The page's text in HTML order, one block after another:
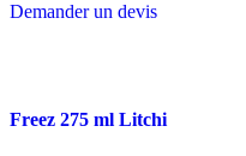
Demander un devis
Freez 275 ml Litchi